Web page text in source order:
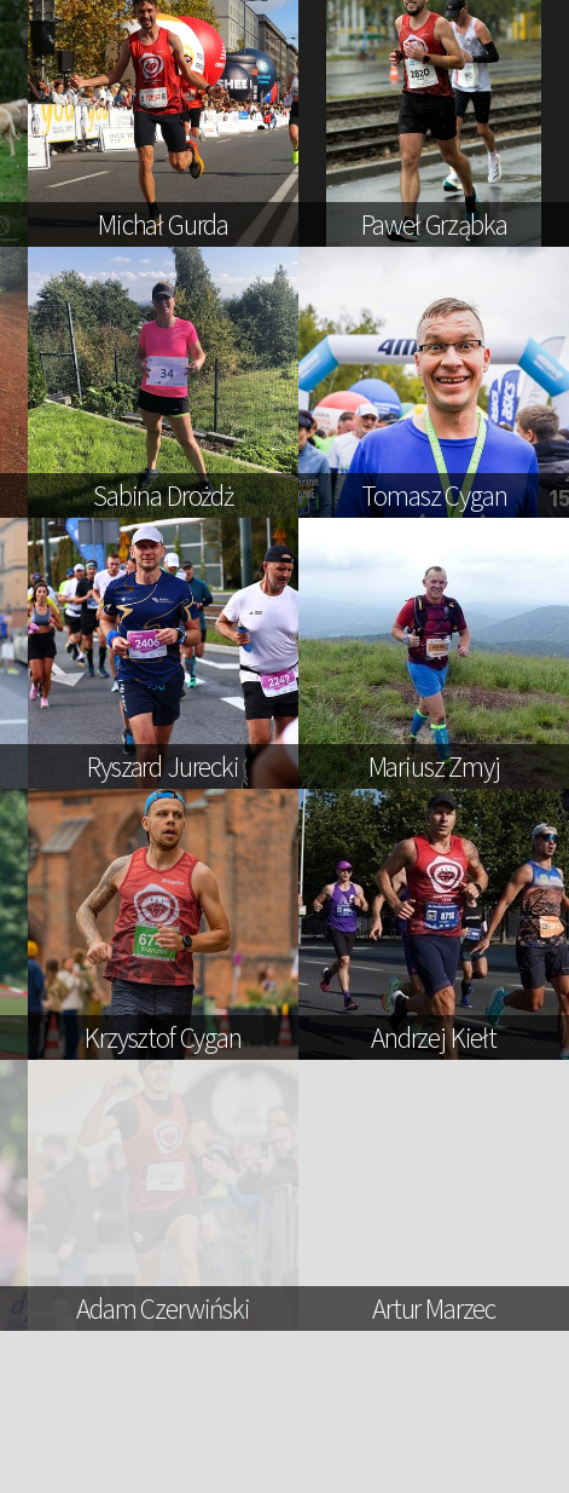
Michał Gurda Paweł Grząbka
Sabina Drożdż Tomasz Cygan
Ryszard Jurecki Mariusz Zmyj
Krzysztof Cygan Andrzej Kiełt
Adam Czerwiński Artur Marzec